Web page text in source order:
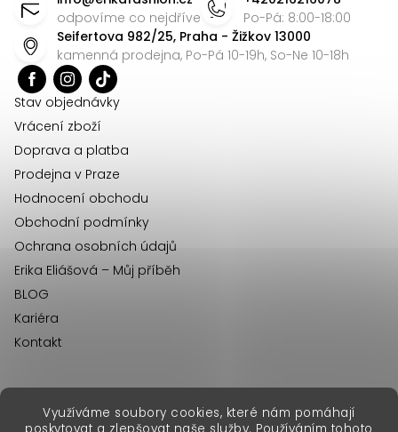
Využíváme soubory cookies, které nám pomáhají
odpovíme co nejdříve
Po-Pá: 8:00-18:00
Seifertova 982/25, Praha - Žižkov 13000
kamenná prodejna, Po-Pá 10-19h, So-Ne 10-18h
Stav objednávky
Vrácení zboží
Doprava a platba
Prodejna v Praze
Hodnocení obchodu
Obchodní podmínky
Ochrana osobních údajů
Erika Eliášová – Můj příběh
BLOG
Kariéra
Kontakt
erikafashion.sk